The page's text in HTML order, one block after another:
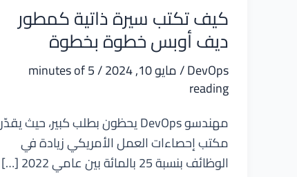
كيف تكتب سيرة ذاتية كمطور
ديف أوبس خطوة بخطوة
DevOps
/مايو 10, 2024 /
5 minutes of
reading
مهندسو DevOps يحظون بطلب كبير، حيث يقدّر
مكتب إحصاءات العمل الأمريكي زيادة في
الوظائف بنسبة 25 بالمائة بين عامي 2022 […]